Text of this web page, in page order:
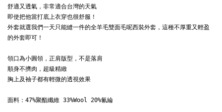
舒適又透氣，非常適合台灣的天氣
即使把他當打底上衣穿也很舒服！
外套就選我們一天只能縫一件的全羊毛雙面毛呢西裝外套，這種不厚重又輕盈
的外套即可！
領口為小圓領，正肩版型，不是落肩
順身不擠肉，超級精緻
胸上及袖子都有輕微的透視效果